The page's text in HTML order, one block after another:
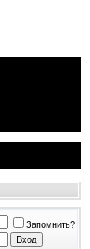
Запомнить?